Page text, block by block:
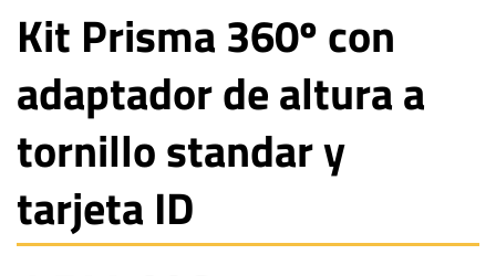
Kit Prisma 360º con
adaptador de altura a
tornillo standar y
tarjeta ID